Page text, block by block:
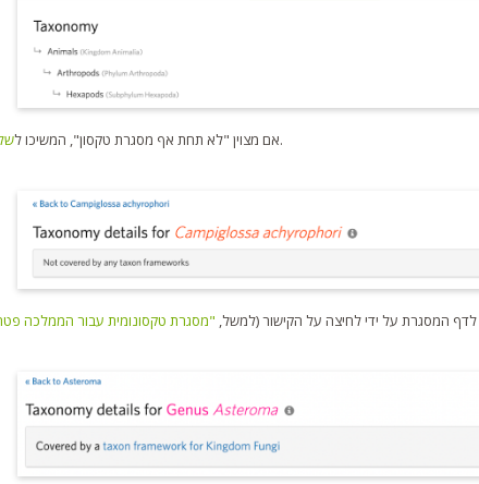
אם מצוין "לא תחת אף מסגרת טקסון", המשיכו ל.
המסגרת על ידי לחיצה על הקישור (למשל, "מסגרת טקסונומית עבור הממלכה